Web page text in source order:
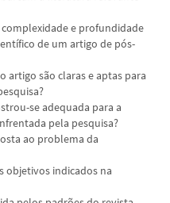
e profundidade
de um artigo de pós-
artigo são claras e aptas para
se adequada para a
pela pesquisa?
ao problema da
objetivos indicados na